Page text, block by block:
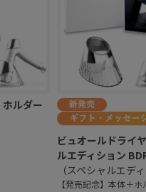
ルダー
ビュオールドライ
ルエディション
（スペシャルエディ
【発売記念】本体＋